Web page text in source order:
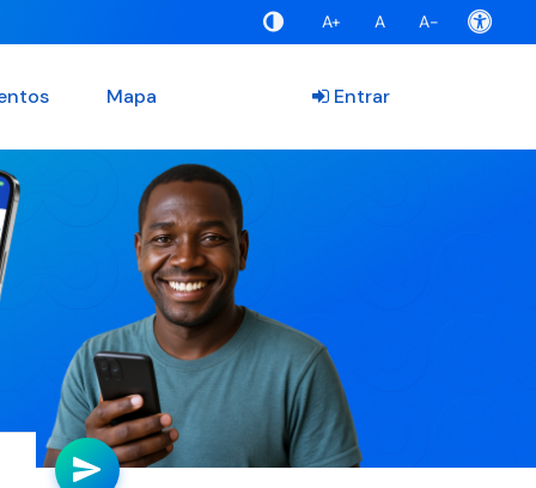
A+ A A-
Mapa Entrar